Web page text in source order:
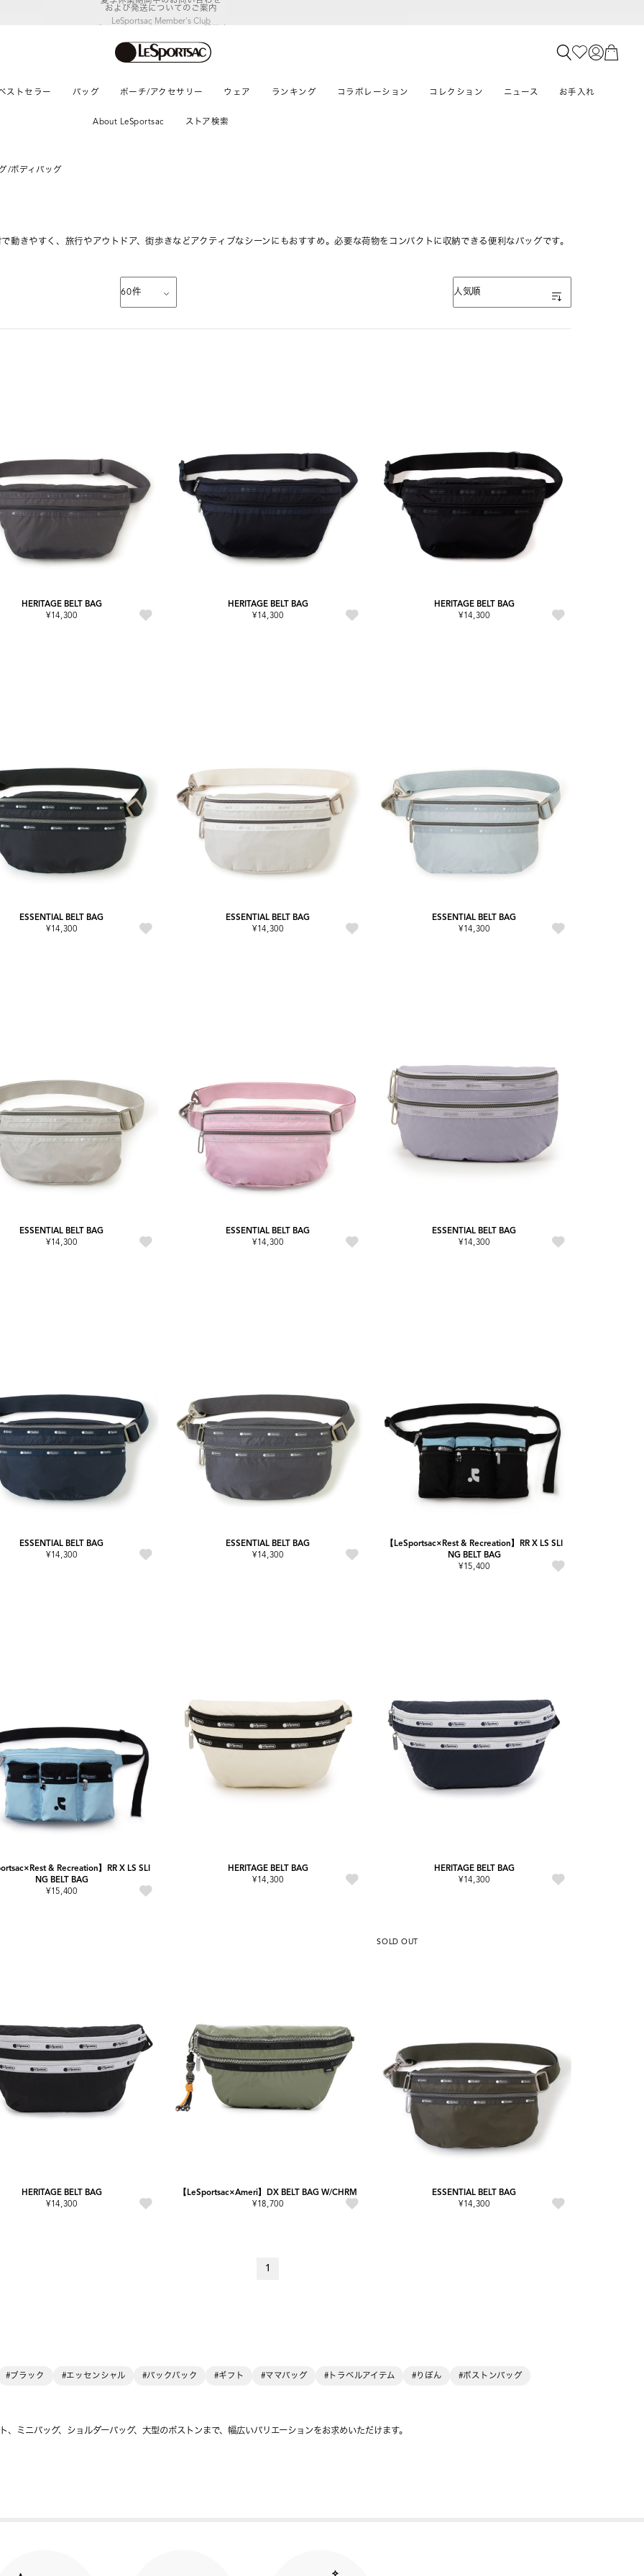
LeSportsac Member's Club
ポイントアップキャンペーン開催中
ストセラー バッグ ポーチ/アクセサリー ウェア ランキング コラボレーション コレクション ニュース お手入れ
About LeSportsac ストア検索
/ボディバッグ
動きやすく、旅行やアウトドア、街歩きなどアクティブなシーンにもおすすめ。必要な荷物をコンパクトに収納できる便利なバッグです。
60件 表示順
人気順
HERITAGE BELT BAG
¥14,300
HERITAGE BELT BAG
¥14,300
HERITAGE BELT BAG
¥14,300
ESSENTIAL BELT BAG
¥14,300
ESSENTIAL BELT BAG
¥14,300
ESSENTIAL BELT BAG
¥14,300
ESSENTIAL BELT BAG
¥14,300
ESSENTIAL BELT BAG
¥14,300
ESSENTIAL BELT BAG
¥14,300
ESSENTIAL BELT BAG
¥14,300
ESSENTIAL BELT BAG
¥14,300
【LeSportsac×Rest & Recreation】RR X LS SLI
NG BELT BAG
¥15,400
& Recreation】RR X LS SLI
NG BELT BAG
¥15,400
HERITAGE BELT BAG
¥14,300
HERITAGE BELT BAG
¥14,300
HERITAGE BELT BAG
¥14,300
【LeSportsac×Ameri】DX BELT BAG W/CHRM
¥18,700
SOLD OUT
ESSENTIAL BELT BAG
¥14,300
1
#ブラック #エッセンシャル #バックパック #ギフト #ママバッグ #トラベルアイテム #りぼん #ボストンバッグ
ミニバッグ、ショルダーバッグ、大型のボストンまで、幅広いバリエーションをお求めいただけます。